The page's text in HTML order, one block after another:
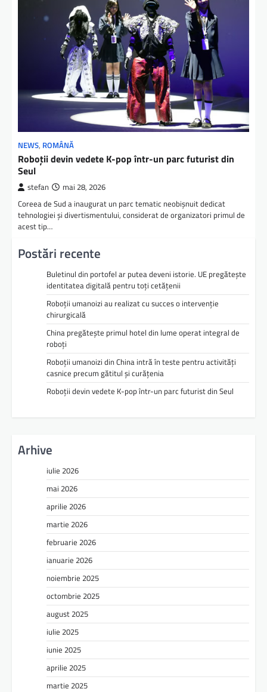
NEWS, ROMÂNĂ
Roboții devin vedete K-pop într-un parc futurist din
Seul
stefan mai 28, 2026
Coreea de Sud a inaugurat un parc tematic neobișnuit dedicat
tehnologiei și divertismentului, considerat de organizatori primul de
acest tip…
Postări recente
Buletinul din portofel ar putea deveni istorie. UE pregătește
identitatea digitală pentru toți cetățenii
Roboții umanoizi au realizat cu succes o intervenție
chirurgicală
China pregătește primul hotel din lume operat integral de
roboți
Roboții umanoizi din China intră în teste pentru activități
casnice precum gătitul și curățenia
Roboții devin vedete K-pop într-un parc futurist din Seul
Arhive
iulie 2026
mai 2026
aprilie 2026
martie 2026
februarie 2026
ianuarie 2026
noiembrie 2025
octombrie 2025
august 2025
iulie 2025
iunie 2025
aprilie 2025
martie 2025